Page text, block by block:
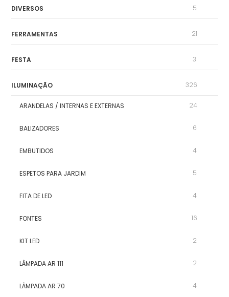
DIVERSOS 5
FERRAMENTAS 21
FESTA 3
ILUMINAÇÃO 326
ARANDELAS / INTERNAS E EXTERNAS 24
BALIZADORES 6
EMBUTIDOS 4
ESPETOS PARA JARDIM 5
FITA DE LED 4
FONTES 16
KIT LED 2
LÂMPADA AR 111 2
LÂMPADA AR 70 4